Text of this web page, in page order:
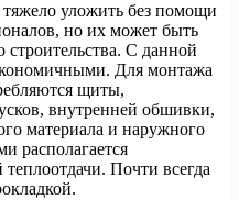
уложить без помощи
но их может быть
строительства. С данной
Для монтажа
щиты,
внутренней обшивки,
материала и наружного
располагается
Почти всегда